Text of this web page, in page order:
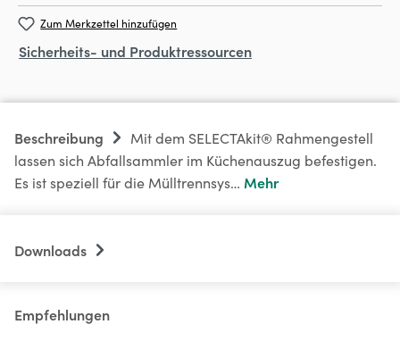
Zum Merkzettel hinzufügen
Sicherheits- und Produktressourcen
Beschreibung
Mit dem SELECTAkit® Rahmengestell
lassen sich Abfallsammler im Küchenauszug befestigen.
Es ist speziell für die Mülltrennsys… Mehr
Downloads
Empfehlungen